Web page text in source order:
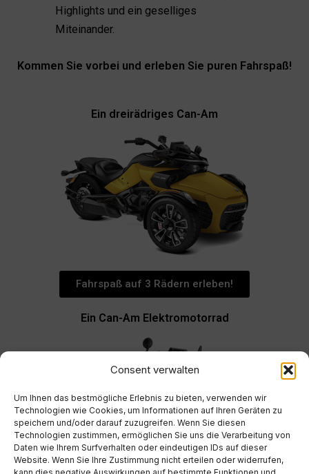
Consent verwalten
Um Ihnen das bestmögliche Erlebnis zu bieten, verwenden wir
Technologien wie Cookies, um Informationen auf Ihren Geräten zu
speichern und/oder darauf zuzugreifen. Wenn Sie diesen
Technologien zustimmen, ermöglichen Sie uns die Verarbeitung von
Daten wie Ihrem Surfverhalten oder eindeutigen IDs auf dieser
Website. Wenn Sie Ihre Zustimmung nicht erteilen oder widerrufen,
Highlights und ein geselliges
Miteinander.
Kommen Sie vorbei und erleben Sie puren Fahrspaß!
Ein dreirädriges Can-Am
Fahrspaß auf 3 Rädern erleben!
Ein Can-Am Elektromotorrad